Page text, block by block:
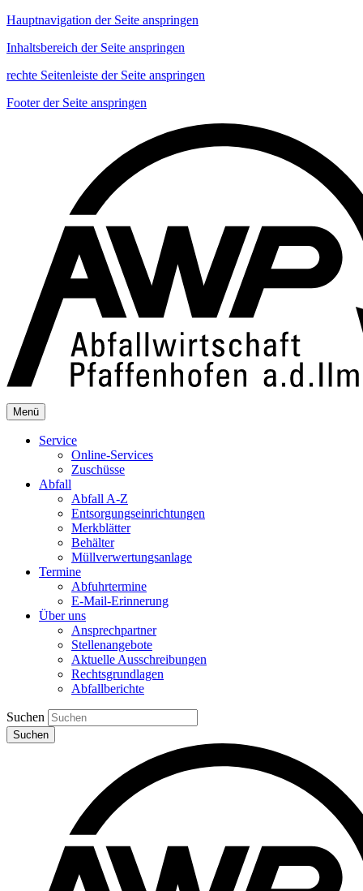
Hauptnavigation der Seite anspringen
Inhaltsbereich der Seite anspringen
rechte Seitenleiste der Seite anspringen
Footer der Seite anspringen
Menü
Service
Online-Services
Zuschüsse
Abfall
Abfall A-Z
Entsorgungseinrichtungen
Merkblätter
Behälter
Müllverwertungsanlage
Termine
Abfuhrtermine
E-Mail-Erinnerung
Über uns
Ansprechpartner
Stellenangebote
Aktuelle Ausschreibungen
Rechtsgrundlagen
Abfallberichte
Suchen
Suchen